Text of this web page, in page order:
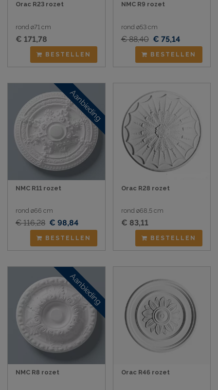
Orac R23 rozet
rond ø71 cm
€ 171,78
BESTELLEN
NMC R9 rozet
rond ø53 cm
€ 88,40 € 75,14
BESTELLEN
Aanbieding
NMC R11 rozet
rond ø66 cm
€ 116,28 € 98,84
BESTELLEN
Orac R28 rozet
rond ø68,5 cm
€ 83,11
BESTELLEN
Aanbieding
NMC R8 rozet Orac R46 rozet